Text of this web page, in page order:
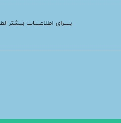
بــــرای اطلاعــــات بیشتر